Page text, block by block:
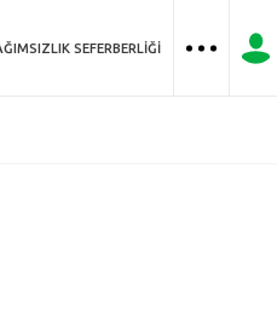
SEFERBERLIĞI